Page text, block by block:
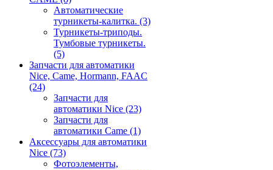
Автоматические
турникеты-калитка. (3)
Турникеты-триподы.
Тумбовые турникеты.
(5)
Запчасти для автоматики
Nice, Came, Hormann, FAAC
(24)
Запчасти для
автоматики Nice (23)
Запчасти для
автоматики Came (1)
Аксессуары для автоматики
Nice (73)
Фотоэлементы,